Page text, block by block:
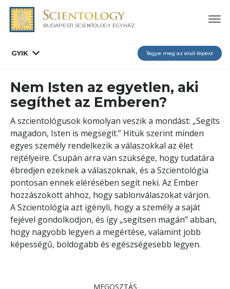
BUDAPESTI SCIENTOLOGY EGYHÁZ
GYIK Tegye meg az első lépést
Nem Isten az egyetlen, aki
segíthet az Emberen?
A szcientológusok komolyan veszik a mondást: „Segíts
magadon, Isten is megsegít.” Hitük szerint minden
egyes személy rendelkezik a válaszokkal az élet
rejtélyeire. Csupán arra van szüksége, hogy tudatára
ébredjen ezeknek a válaszoknak, és a Szcientológia
pontosan ennek elérésében segít neki. Az Ember
hozzászokott ahhoz, hogy sablonválaszokat várjon.
A Szcientológia azt igényli, hogy a személy a saját
fejével gondolkodjon, és így „segítsen magán” abban,
hogy nagyobb legyen a megértése, valamint jobb
képességű, boldogabb és egészségesebb legyen.
MEGOSZTÁS